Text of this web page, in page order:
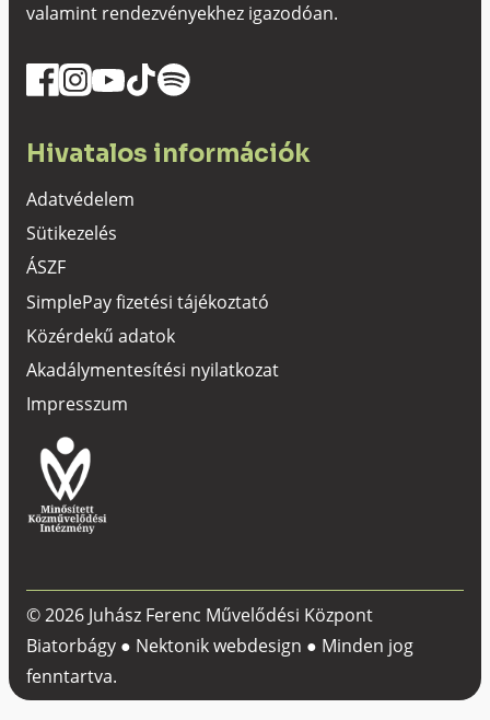
valamint rendezvényekhez igazodóan.
Hivatalos információk
Adatvédelem
Sütikezelés
ÁSZF
SimplePay fizetési tájékoztató
Közérdekű adatok
Akadálymentesítési nyilatkozat
Impresszum
© 2026 Juhász Ferenc Művelődési Központ
Biatorbágy ● Nektonik webdesign ● Minden jog
fenntartva.